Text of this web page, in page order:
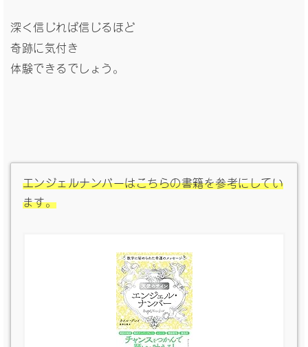
深く信じれば信じるほど
奇跡に気付き
体験できるでしょう。
エンジェルナンバーはこちらの書籍を参考にしてい
ます。